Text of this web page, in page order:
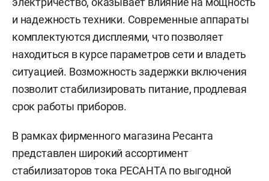
и надежность техники. Современные аппараты
комплектуются дисплеями, что позволяет
находиться в курсе параметров сети и владеть
ситуацией. Возможность задержки включения
позволит стабилизировать питание, продлевая
срок работы приборов.
В рамках фирменного магазина Ресанта
представлен широкий ассортимент
стабилизаторов тока РЕСАНТА по выгодной